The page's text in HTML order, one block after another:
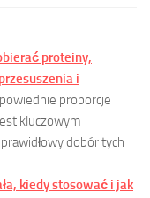
proteiny,
i
proporcje
kluczowym
dobór tych
kiedy stosować i jak